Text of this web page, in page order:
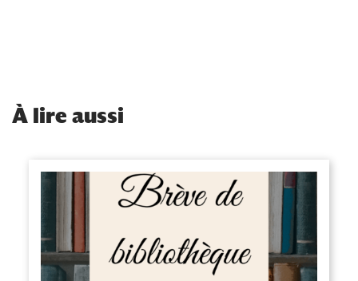
À lire aussi